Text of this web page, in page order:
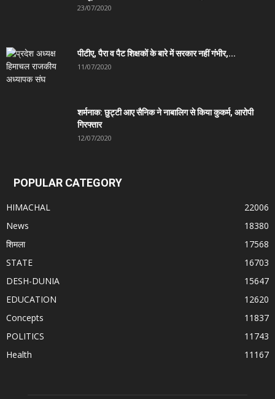
23/07/2020
पीटीए, पैरा व पैट शिक्षकों के बारे में सरकार नहीं गंभीर,...
11/07/2020
शर्मनाक: छुट्टी आए सैनिक ने नाबालिग से किया कुकर्म, आरोपी
गिरफ्तार
12/07/2020
POPULAR CATEGORY
HIMACHAL
22006
News
18380
शिमला
17568
STATE
16703
DESH-DUNIA
15647
EDUCATION
12620
Concepts
11837
POLITICS
11743
Health
11167